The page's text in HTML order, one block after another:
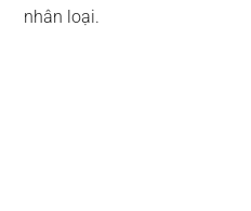
nhân loại.